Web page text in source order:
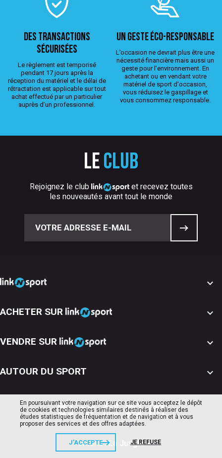
Des transactions
sécurisées
Le règlement est temporisé
pendant 17 jours après la
réception du matériel et le délai de
rétractation est applicable sur tout
achat effectué par un particulier
auprès d’un professionnel.
Un geste éco-responsable
L’occasion ne devrait plus être une
nécessité financière mais aussi un
geste pour l’environnement. En
achetant ou en vendant votre
matériel de sport d'occasion,
vous réduisez le gaspillage et
vous consommez responsable.
Le club
Rejoignez le club
et recevez toutes
les nouveautés avant tout le monde

ACHETER SUR 
VENDRE SUR 
AUTOUR DU SPORT 
Crédits :La Jungle
En poursuivant votre navigation sur ce site vous acceptez le dépôt
de cookies et technologies similaires destinés à réaliser des
études statistiques de fréquentation et de navigation et à vous
proposer des services et des offres adaptées.
J'ACCEPTE JE REFUSE